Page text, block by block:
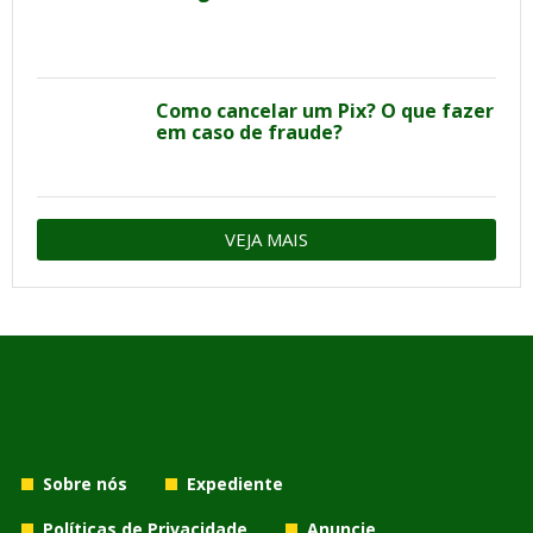
Como cancelar um Pix? O que fazer
em caso de fraude?
VEJA MAIS
Sobre nós
Expediente